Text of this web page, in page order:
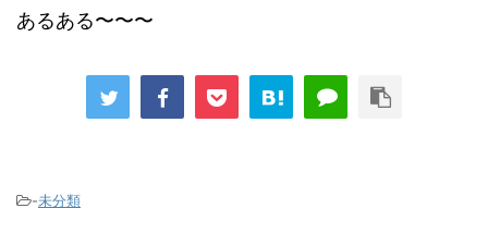
あるある〜〜〜
-未分類